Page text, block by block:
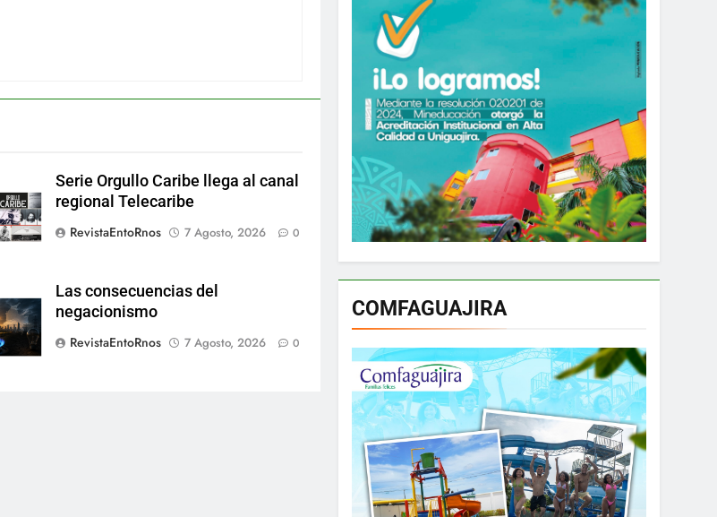
Serie Orgullo Caribe llega al canal
regional Telecaribe
RevistaEntoRnos
7 Agosto, 2026 0
Las consecuencias del
negacionismo
RevistaEntoRnos
7 Agosto, 2026 0
COMFAGUAJIRA